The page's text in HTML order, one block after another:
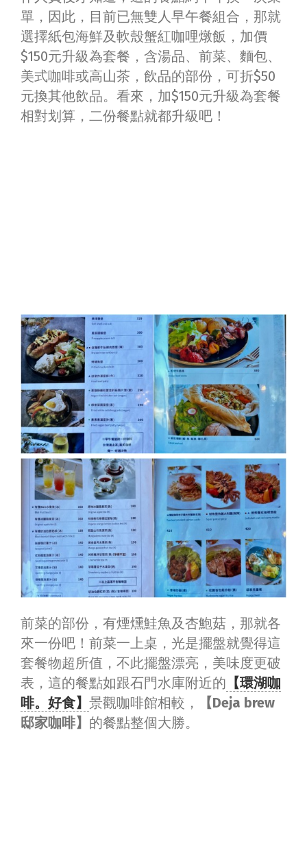
單，因此，目前已無雙人早午餐組合，那就
選擇紙包海鮮及軟殼蟹紅咖哩燉飯，加價
$150元升級為套餐，含湯品、前菜、麵包、
美式咖啡或高山茶，飲品的部份，可折$50
元換其他飲品。看來，加$150元升級為套餐
相對划算，二份餐點就都升級吧！
前菜的部份，有煙燻鮭魚及杏鮑菇，那就各
來一份吧！前菜一上桌，光是擺盤就覺得這
套餐物超所值，不此擺盤漂亮，美味度更破
表，這的餐點如跟石門水庫附近的 【環湖咖
啡。好食】 景觀咖啡館相較，
【Deja brew
邸家咖啡】 的餐點整個大勝。